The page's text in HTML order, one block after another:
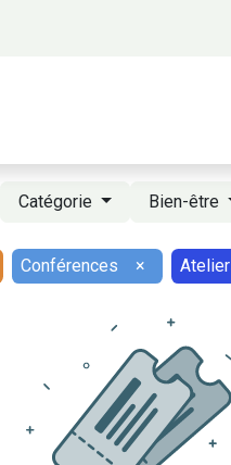
Catégorie Bien-être
Conférences ×